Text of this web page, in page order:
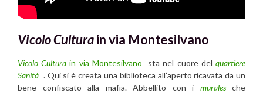
Vicolo Culturain via Montesilvano
Vicolo Culturain via Montesilvano sta nel cuore delquartiere
Sanità . Qui si è creata una biblioteca all’aperto ricavata da un
bene confiscato alla mafia. Abbellito con i muralesche